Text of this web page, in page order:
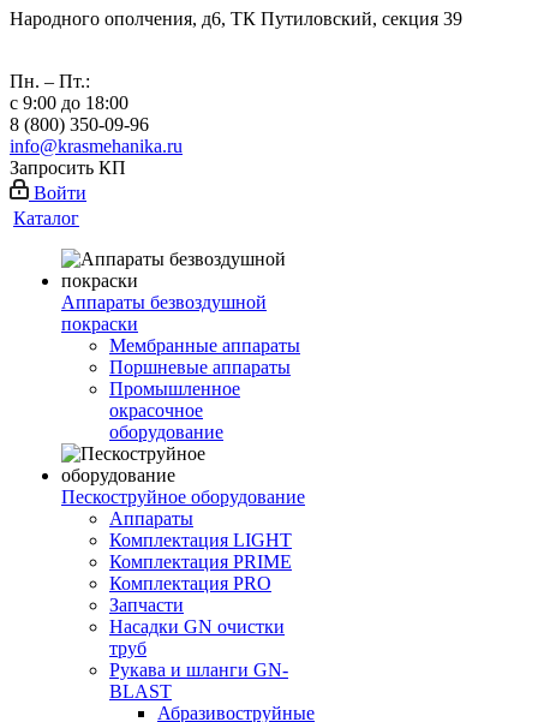
Народного ополчения, д6, ТК Путиловский, секция 39
Пн. – Пт.:
с 9:00 до 18:00
8 (800) 350-09-96
info@krasmehanika.ru
Запросить КП
Войти
Каталог
Аппараты безвоздушной
покраски
Мембранные аппараты
Поршневые аппараты
Промышленное
окрасочное
оборудование
Пескоструйное оборудование
Аппараты
Комплектация LIGHT
Комплектация PRIME
Комплектация PRO
Запчасти
Насадки GN очистки
труб
Рукава и шланги GN-
BLAST
Абразивоструйные